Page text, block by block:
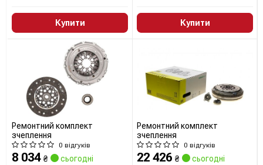
Купити Купити
Ремонтний комплект
зчеплення
0 відгуків
8 034 ₴ сьогодні
Ремонтний комплект
зчеплення
0 відгуків
22 426 ₴ сьогодні